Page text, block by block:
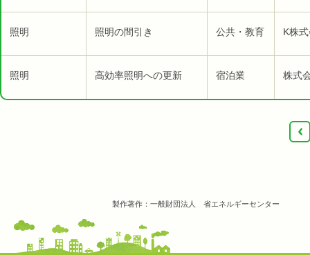
照明 照明の間引き 公共・教育 K株
照明 高効率照明への更新 宿泊業 株式
‹
製作著作：一般財団法人 省エネルギーセンター